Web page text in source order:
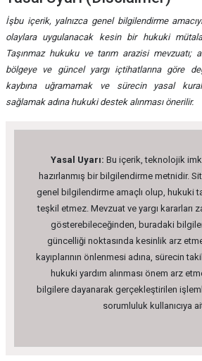
İşbu içerik, yalnızca genel bilgilendirme
olaylara uygulanacak kesin bir hukuki
Taşınmaz hukuku ve tarım arazisi mevzuatı;
bölgeye ve güncel yargı içtihatlarına göre
kaybına uğramamak ve sürecin yasal
sağlamak adına hukuki destek alınması önerilir.
Yasal Uyarı: Bu içerik, teknolojik
hazırlanmış bir bilgilendirme metnidir.
genel bilgilendirme amaçlı olup, hukuki
teşkil etmez. Mevzuat ve yargı kararları
gösterebileceğinden, buradaki
güncelliği noktasında kesinlik arz
kayıplarının önlenmesi adına, sürecin
hukuki yardım alınması önem arz
bilgilere dayanarak gerçekleştirilen
sorumluluk kullanıcıya